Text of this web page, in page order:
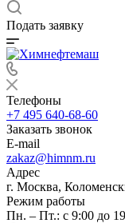
Подать заявку
Телефоны
+7 495 640-68-60
Заказать звонок
E-mail
zakaz@himnm.ru
Адрес
г. Москва,
Режим работы
Пн. – Пт.: с 9:00 до